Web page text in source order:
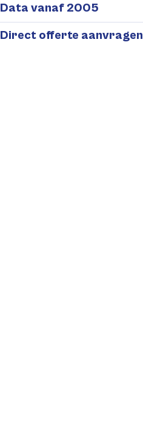
Data vanaf 2005
Direct offerte aanvragen